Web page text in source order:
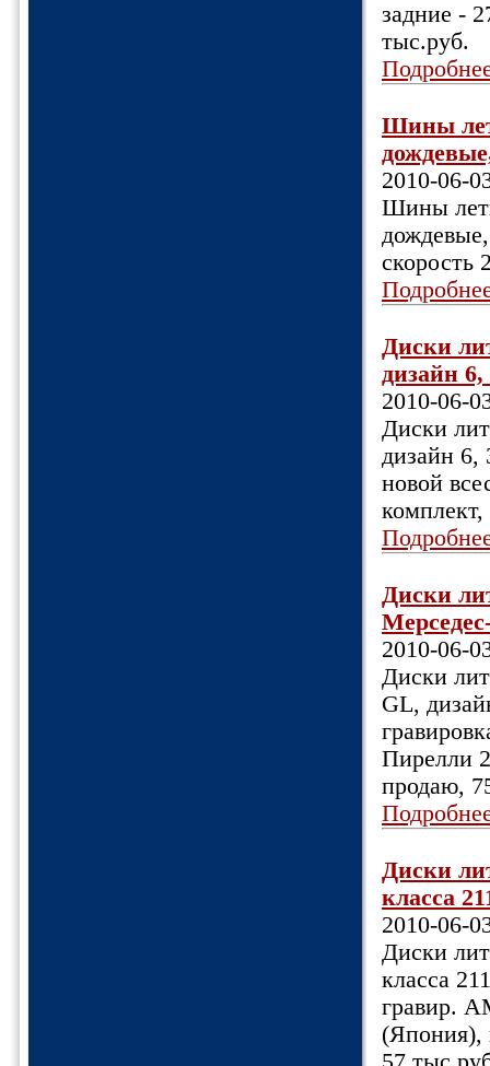
задние -
тыс.руб.
Шины
2010-06-
Шины
скорость
Диски
дизайн
2010-06-
Диски
дизайн 6,
новой
Диски
2010-06-
Диски
GL,
Пирелли
продаю,
Диски
класса
2010-06-
Диски
класса
гравир.
(Япония),